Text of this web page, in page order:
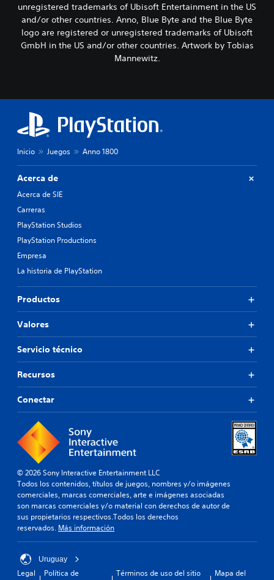
unregistered trademarks of Ubisoft Entertainment in the US
and/or other countries. Anno, Blue Byte and the Blue Byte
logo are registered or unregistered trademarks of Ubisoft
GmbH in the US and/or other countries. Artwork by Tobias
Mannewitz.
Inicio Juegos Anno 1800
Acerca de
Acerca de SIE
Carreras
PlayStation Studios
PlayStation Productions
Empresa
La historia de PlayStation
Productos
Valores
Servicio técnico
Recursos
Conectar
© 2026 Sony Interactive Entertainment LLC
Todos los contenidos, títulos de juegos, nombres y/o imágenes
comerciales, marcas comerciales, arte e imágenes asociadas
son marcas comerciales y/o material con derechos de autor de
sus propietarios respectivos.Todos los derechos
reservados. Más información
Uruguay
Legal
Política de
Términos de uso del sitio
Mapa del